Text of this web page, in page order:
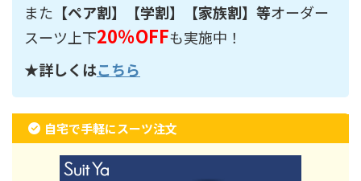
また 【ペア割】【学割】【家族割】等オーダー
スーツ上下20％OFFも実施中！
★詳しくはこちら
自宅で手軽にスーツ注文